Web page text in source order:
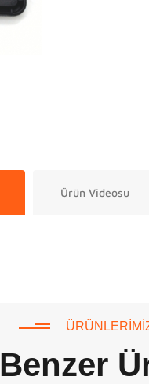
Ürün Videosu
Benzer